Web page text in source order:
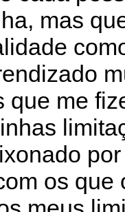
mas
que me
os